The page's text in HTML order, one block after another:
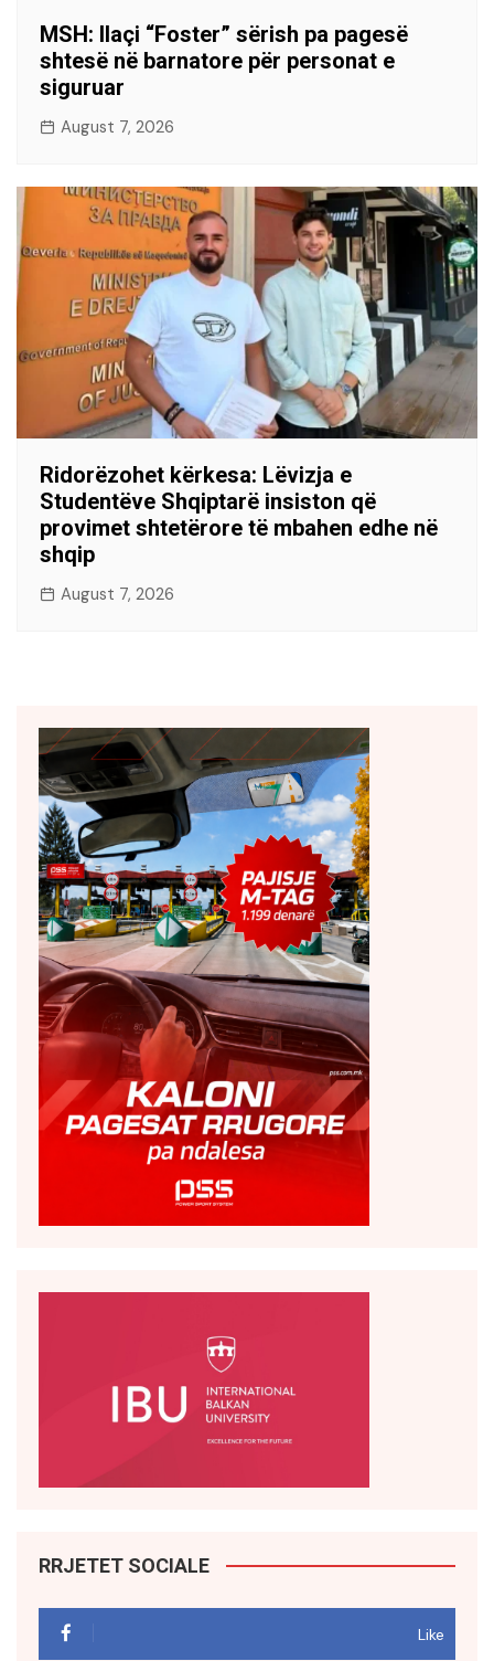
MSH: Ilaçi “Foster” sërish pa pagesë
shtesë në barnatore për personat e
siguruar
August 7, 2026
Ridorëzohet kërkesa: Lëvizja e
Studentëve Shqiptarë insiston që
provimet shtetërore të mbahen edhe në
shqip
August 7, 2026
RRJETET SOCIALE
Like